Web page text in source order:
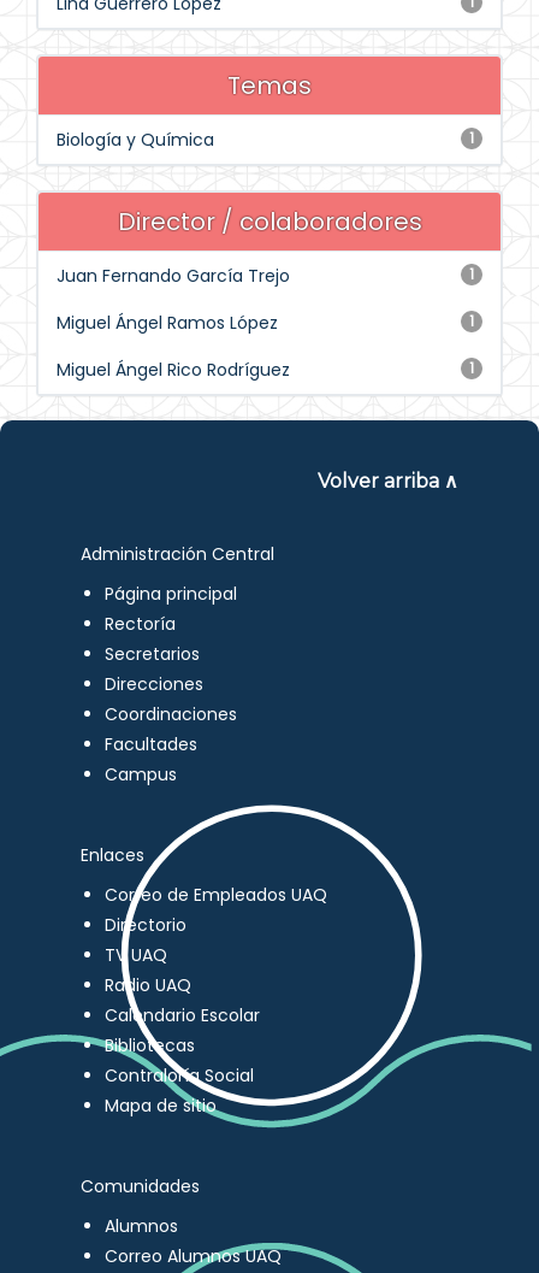
Temas
1
Biología y Química
Director / colaboradores
1
Juan Fernando García Trejo
1
Miguel Ángel Ramos López
1
Miguel Ángel Rico Rodríguez
Volver arriba ∧
Administración Central
Página principal
Rectoría
Secretarios
Direcciones
Coordinaciones
Facultades
Campus
Enlaces
Correo de Empleados UAQ
Directorio
TV UAQ
Radio UAQ
Calendario Escolar
Bibliotecas
Contraloría Social
Mapa de sitio
Comunidades
Alumnos
Correo Alumnos UAQ